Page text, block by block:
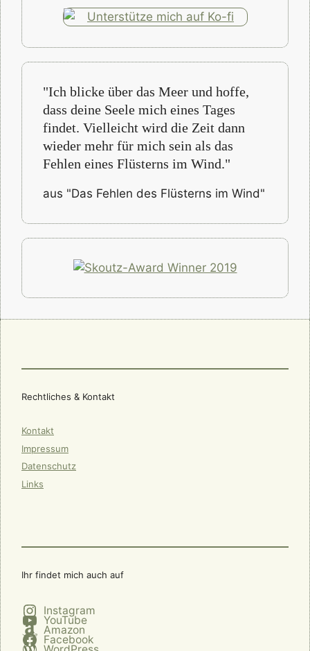
"Ich blicke über das Meer und hoffe,
dass deine Seele mich eines Tages
findet. Vielleicht wird die Zeit dann
wieder mehr für mich sein als das
Fehlen eines Flüsterns im Wind."
aus "Das Fehlen des Flüsterns im Wind"
Rechtliches & Kontakt
Kontakt
Impressum
Datenschutz
Links
Ihr findet mich auch auf
Instagram
YouTube
Amazon
Facebook